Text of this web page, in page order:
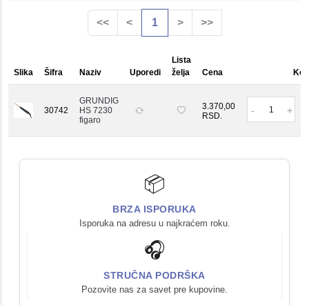
<< < 1 > >>
Slika Šifra Naziv Uporedi
Lista
želja
Cena
30742
GRUNDIG
HS 7230
figaro
3.370,00
RSD.
- +
📦
BRZA ISPORUKA
Isporuka na adresu u najkraćem roku.
🎧
STRUČNA PODRŠKA
Pozovite nas za savet pre kupovine.